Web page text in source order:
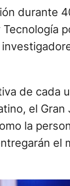
durante
de cada
el Gran
la
el